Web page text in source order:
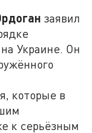
заявил
Украине. Он
которые в
к серьёзным